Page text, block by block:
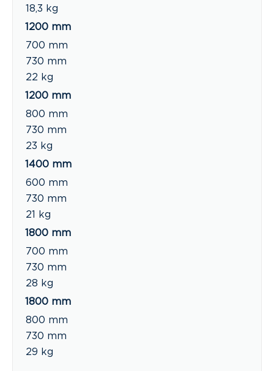
18,3 kg
1200 mm
700 mm
730 mm
22 kg
1200 mm
800 mm
730 mm
23 kg
1400 mm
600 mm
730 mm
21 kg
1800 mm
700 mm
730 mm
28 kg
1800 mm
800 mm
730 mm
29 kg